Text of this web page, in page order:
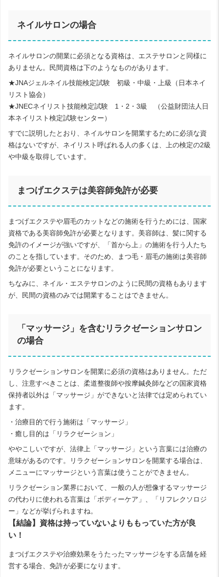
ネイルサロンの場合
ネイルサロンの開業に必須となる資格は、エステサロンと同様に
ありません。民間資格は下のようなものがあります。
★JNAジェルネイル技能検定試験 初級・中級・上級（日本ネイ
リスト協会）
★JNECネイリスト技能検定試験 1・2・3級 （公益財団法人日
本ネイリスト検定試験センター）
すでに説明したとおり、ネイルサロンを開業するために必須な資
格はないですが、ネイリスト呼ばれる人の多くは、上の検定の2級
や中級を取得しています。
まつげエクステは美容師免許が必要
まつげエクステや眉毛のカットなどの施術を行うためには、国家
資格である美容師免許が必要となります。美容師は、髪に関する
免許のイメージが強いですが、「首から上」の施術を行う人たち
のことを指しています。そのため、まつ毛・眉毛の施術は美容師
免許が必要ということになります。
ちなみに、ネイル・エステサロンのように民間の資格もあります
が、民間の資格のみでは開業することはできません。
「マッサージ」を含むリラクゼーションサロン
の場合
リラクゼーションサロンを開業に必須の資格はありません。ただ
し、注意すべきことは、柔道整復師や按摩鍼灸師などの国家資格
保持者以外は「マッサージ」ができないと法律では定められてい
ます。
・治療目的で行う施術は「マッサージ」
・癒し目的は「リラクゼーション」
ややこしいですが、法律上「マッサージ」という言葉には治療の
意味があるのです。リラクゼーションサロンを開業する場合は、
メニューにマッサージという言葉は使うことができません。
リラクゼーション業界において、一般の人が想像するマッサージ
の代わりに使われる言葉は「ボディーケア」、「リフレクソロジ
ー」などが挙げられますね。
【結論】資格は持っていないよりももっていた方が良
い！
まつげエクステや治療効果をうたったマッサージをする店舗を経
営する場合、免許が必要になります。